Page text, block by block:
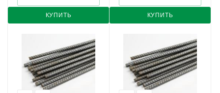
КУПИТЬ КУПИТЬ